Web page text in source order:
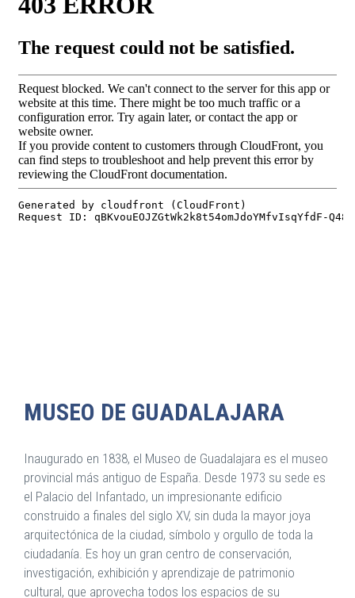
MUSEO DE GUADALAJARA
Inaugurado en 1838, el Museo de Guadalajara es el museo
provincial más antiguo de España. Desde 1973 su sede es
el Palacio del Infantado, un impresionante edificio
construido a finales del siglo XV, sin duda la mayor joya
arquitectónica de la ciudad, símbolo y orgullo de toda la
ciudadanía. Es hoy un gran centro de conservación,
investigación, exhibición y aprendizaje de patrimonio
cultural, que aprovecha todos los espacios de su